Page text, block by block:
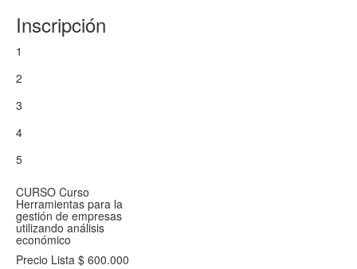
Inscripción
1
2
3
4
5
CURSO Curso
Herramientas para la
gestión de empresas
utilizando análisis
económico
Precio Lista $ 600.000